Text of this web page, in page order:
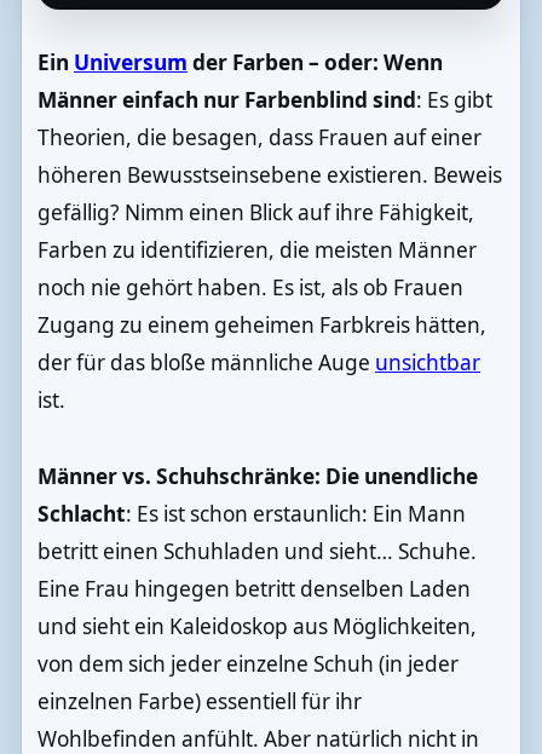
Ein Universum der Farben – oder: Wenn
Männer einfach nur Farbenblind sind: Es gibt
Theorien, die besagen, dass Frauen auf einer
höheren Bewusstseinsebene existieren. Beweis
gefällig? Nimm einen Blick auf ihre Fähigkeit,
Farben zu identifizieren, die meisten Männer
noch nie gehört haben. Es ist, als ob Frauen
Zugang zu einem geheimen Farbkreis hätten,
der für das bloße männliche Auge unsichtbar
ist.
Männer vs. Schuhschränke: Die unendliche
Schlacht: Es ist schon erstaunlich: Ein Mann
betritt einen Schuhladen und sieht… Schuhe.
Eine Frau hingegen betritt denselben Laden
und sieht ein Kaleidoskop aus Möglichkeiten,
von dem sich jeder einzelne Schuh (in jeder
einzelnen Farbe) essentiell für ihr
Wohlbefinden anfühlt. Aber natürlich nicht in